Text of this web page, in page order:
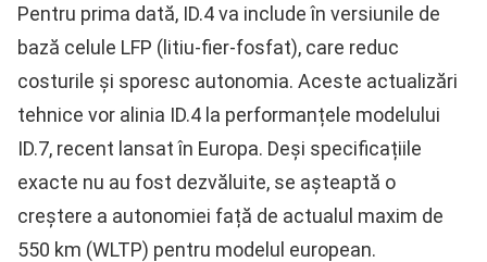
Pentru prima dată, ID.4 va include în versiunile de
bază celule LFP (litiu-fier-fosfat), care reduc
costurile și sporesc autonomia. Aceste actualizări
tehnice vor alinia ID.4 la performanțele modelului
ID.7, recent lansat în Europa. Deși specificațiile
exacte nu au fost dezvăluite, se așteaptă o
creștere a autonomiei față de actualul maxim de
550 km (WLTP) pentru modelul european.